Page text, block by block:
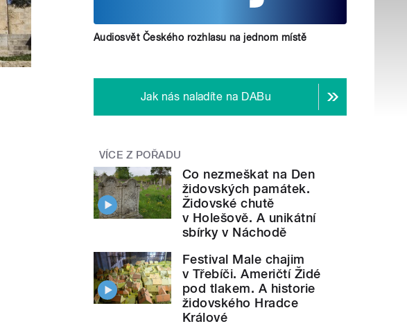
Audiosvět Českého rozhlasu na jednom místě
Jak nás naladíte na DABu
VÍCE Z POŘADU
Co nezmeškat na Den
židovských památek.
Židovské chutě
v Holešově. A unikátní
sbírky v Náchodě
Festival Male chajim
v Třebíči. Američtí Židé
pod tlakem. A historie
židovského Hradce
Králové